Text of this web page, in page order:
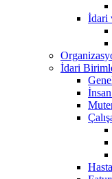
İdari
İdari